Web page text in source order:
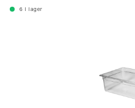
6 I lager